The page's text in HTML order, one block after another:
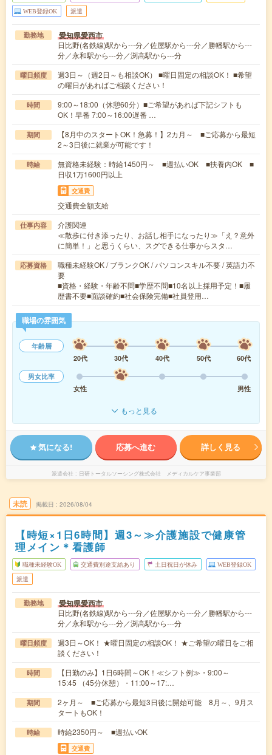
WEB登録OK 派遣
勤務地 愛知県愛西市
日比野(名鉄線)駅から---分／佐屋駅から---分／勝幡駅から---
分／永和駅から---分／渕高駅から---分
曜日頻度
週3日～（週2日～も相談OK） ■曜日固定の相談OK！ ■希望
の曜日があればご相談ください！
時間
9:00～18:00（休憩60分）■ご希望があれば下記シフトも
OK！早番 7:00～16:00遅番 …
期間
【8月中のスタートOK！急募！】2カ月～ ■ご応募から最短
2～3日後に就業が可能です！
時給
無資格未経験：時給1450円～ ■週払いOK ■扶養内OK ■
日収1万1600円以上
交通費
交通費全額支給
仕事内容
介護関連
≪散歩に付き添ったり、お話し相手になったり≫「え？意外
に簡単！」と思うくらい、スグできる仕事からスタ…
応募資格
職種未経験OK / ブランクOK / パソコンスキル不要 / 英語力不
要
■資格・経験・年齢不問■学歴不問■10名以上採用予定！■履
歴書不要■面談確約■社会保険完備■社員登用…
職場の雰囲気
年齢層
20代
30代 40代 50代
60代
男女比率
女性
男性
もっと見る
気になる! 応募へ進む 詳しく見る
派遣会社 日研トータルソーシング株式会社 メディカルケア事業部
未読 掲載日 2026/08/04
【時短×1日6時間】週3～≫介護施設で健康管
理メイン＊看護師
職種未経験OK 交通費別途支給あり 土日祝日が休み WEB登録OK
派遣
勤務地 愛知県愛西市
日比野(名鉄線)駅から---分／佐屋駅から---分／勝幡駅から---
分／永和駅から---分／渕高駅から---分
曜日頻度
週3日～OK！ ★曜日固定の相談OK！ ★ご希望の曜日をご相
談ください！
時間
【日勤のみ】1日6時間～OK！≪シフト例≫・9:00～
15:45 （45分休憩）・11:00～17:…
期間
2ヶ月～ ■ご応募から最短3日後に開始可能 8月～、9月ス
タートもOK！
時給 時給2350円～ ■週払いOK
交通費